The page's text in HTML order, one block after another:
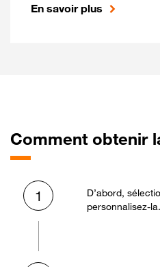
En savoir plus
Comment obtenir
1
D’abord,
personnalisez-la.